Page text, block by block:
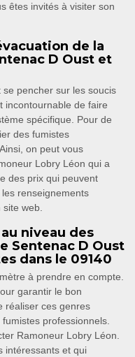
êtes invités à visiter son
de la
D Oust et
pencher sur les soucis
incontournable de faire
spécifique. Pour de
des fumistes
on peut vous
Lobry Léon qui a
des prix qui peuvent
renseignements
site web.
niveau des
Sentenac D Oust
dans le 09140
à prendre en compte.
garantir le bon
réaliser ces genres
professionnels.
Ramoneur Lobry Léon.
intéressants et qui